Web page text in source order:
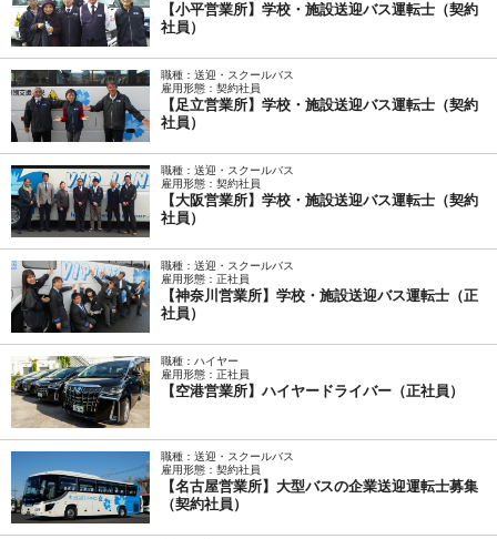
【小平営業所】学校・施設送迎バス運転士（契約
社員）
職種：送迎・スクールバス
雇用形態：契約社員
【足立営業所】学校・施設送迎バス運転士（契約
社員）
職種：送迎・スクールバス
雇用形態：契約社員
【大阪営業所】学校・施設送迎バス運転士（契約
社員）
職種：送迎・スクールバス
雇用形態：正社員
【神奈川営業所】学校・施設送迎バス運転士（正
社員）
職種：ハイヤー
雇用形態：正社員
【空港営業所】ハイヤードライバー（正社員）
職種：送迎・スクールバス
雇用形態：契約社員
【名古屋営業所】大型バスの企業送迎運転士募集
（契約社員）